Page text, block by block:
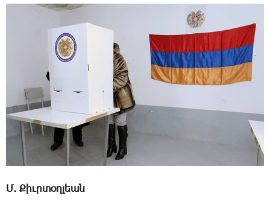
Մ. ­Քիւր­տօղ­լեան